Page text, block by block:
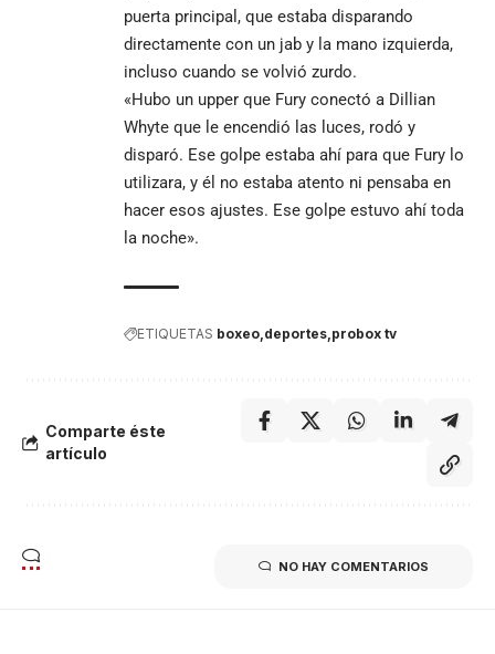
puerta principal, que estaba disparando
directamente con un jab y la mano izquierda,
incluso cuando se volvió zurdo.
«Hubo un upper que Fury conectó a Dillian
Whyte que le encendió las luces, rodó y
disparó. Ese golpe estaba ahí para que Fury lo
utilizara, y él no estaba atento ni pensaba en
hacer esos ajustes. Ese golpe estuvo ahí toda
la noche».
ETIQUETAS boxeo deportes probox tv
Comparte éste
artículo
NO HAY COMENTARIOS